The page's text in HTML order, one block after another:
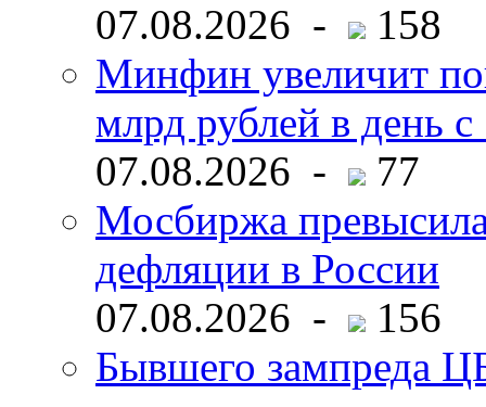
07.08.2026 -
158
Минфин увеличит
млрд рублей в день с
07.08.2026 -
77
Мосбиржа
дефляции в России
07.08.2026 -
156
Бывшего зампреда